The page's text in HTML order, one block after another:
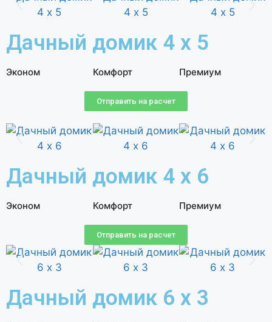
Дачный домик 4 х 5
Эконом Комфорт Премиум
Отправить на расчет
Дачный домик 4 х 6
Эконом Комфорт Премиум
Отправить на расчет
Дачный домик 6 х 3